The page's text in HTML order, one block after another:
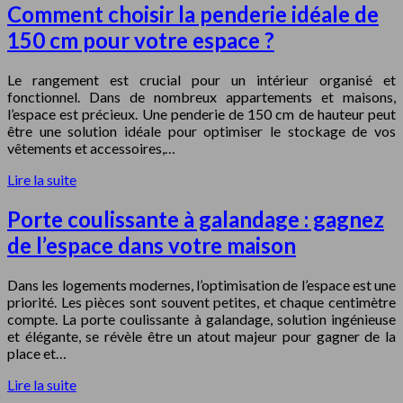
Comment choisir la penderie idéale de
150 cm pour votre espace ?
Le rangement est crucial pour un intérieur organisé et
fonctionnel. Dans de nombreux appartements et maisons,
l’espace est précieux. Une penderie de 150 cm de hauteur peut
être une solution idéale pour optimiser le stockage de vos
vêtements et accessoires,…
Lire la suite
Porte coulissante à galandage : gagnez
de l’espace dans votre maison
Dans les logements modernes, l’optimisation de l’espace est une
priorité. Les pièces sont souvent petites, et chaque centimètre
compte. La porte coulissante à galandage, solution ingénieuse
et élégante, se révèle être un atout majeur pour gagner de la
place et…
Lire la suite